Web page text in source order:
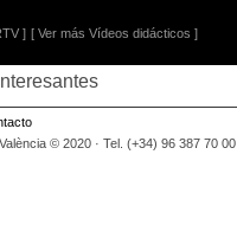
] [ Ver más Vídeos didácticos ]
© 2020 · Tel. (+34) 96 387 70 00